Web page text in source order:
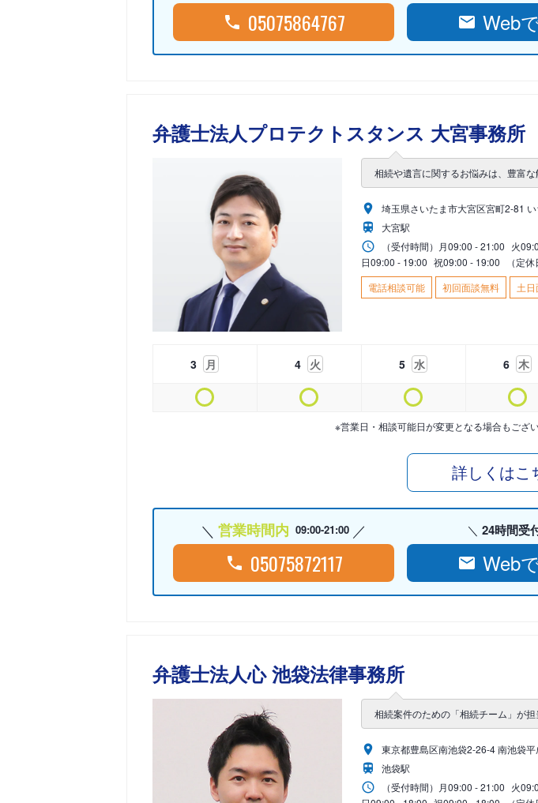
05075864767 Web
弁護士法人プロテクトスタンス 大宮事務所
相続や遺言に関するお悩みは、豊富
埼玉県さいたま市大宮区宮町2-81
大宮駅
（受付時間） 月09:00 - 21:00 火
日09:00 - 19:00 祝09:00 - 19:00
（定
電話相談可能
初回面談無料 土
3 月 4 火 5 水 6 木
※営業日・相談可能日が変更となる場合もござ
詳しくはこ
営業時間内 09:00-21:00
05075872117
24時間受
Web
弁護士法人心 池袋法律事務所
相続案件のための「相続チーム」が担
東京都豊島区南池袋2-26-4 南池袋
池袋駅
（受付時間） 月09:00 - 21:00 火